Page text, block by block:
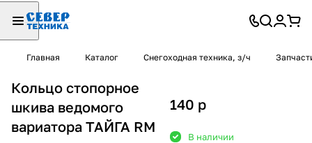
Главная Каталог Снегоходная техника, з/ч
Кольцо стопорное
шкива ведомого
вариатора ТАЙГА RM
140 p
В наличии